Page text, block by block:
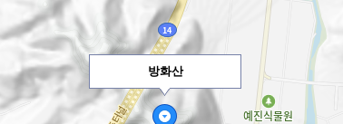
방화산